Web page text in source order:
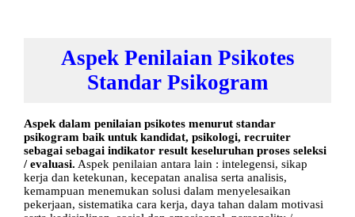
Aspek Penilaian Psikotes
Standar Psikogram
Aspek dalam penilaian psikotes menurut standar
psikogram baik untuk kandidat, psikologi, recruiter
sebagai sebagai indikator result keseluruhan proses seleksi
/ evaluasi. Aspek penilaian antara lain : intelegensi, sikap
kerja dan ketekunan, kecepatan analisa serta analisis,
kemampuan menemukan solusi dalam menyelesaikan
pekerjaan, sistematika cara kerja, daya tahan dalam motivasi